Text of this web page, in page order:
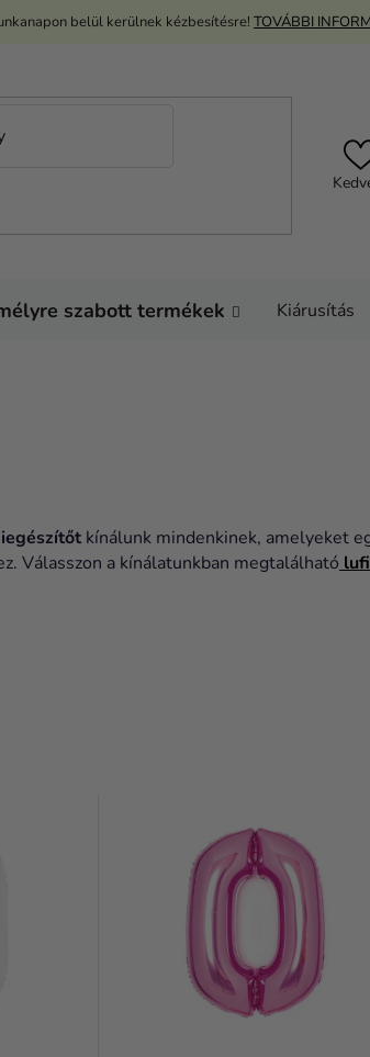
belül kerülnek kézbesítésre! TOVÁBBI
szabott termékek Kiárusítás
kínálunk mindenkinek, amelyeket
Válasszon a kínálatunkban megtalálható